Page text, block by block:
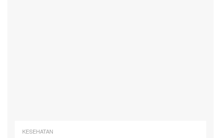
KESEHATAN